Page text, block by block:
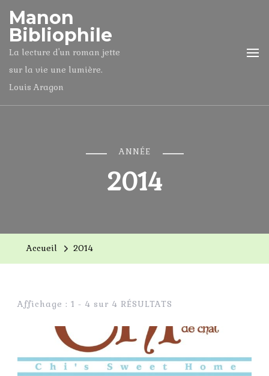
Manon
Bibliophile
La lecture d'un roman jette
sur la vie une lumière.
Louis Aragon
ANNÉE
2014
Accueil 2014
Affichage : 1 - 4 sur 4 RÉSULTATS